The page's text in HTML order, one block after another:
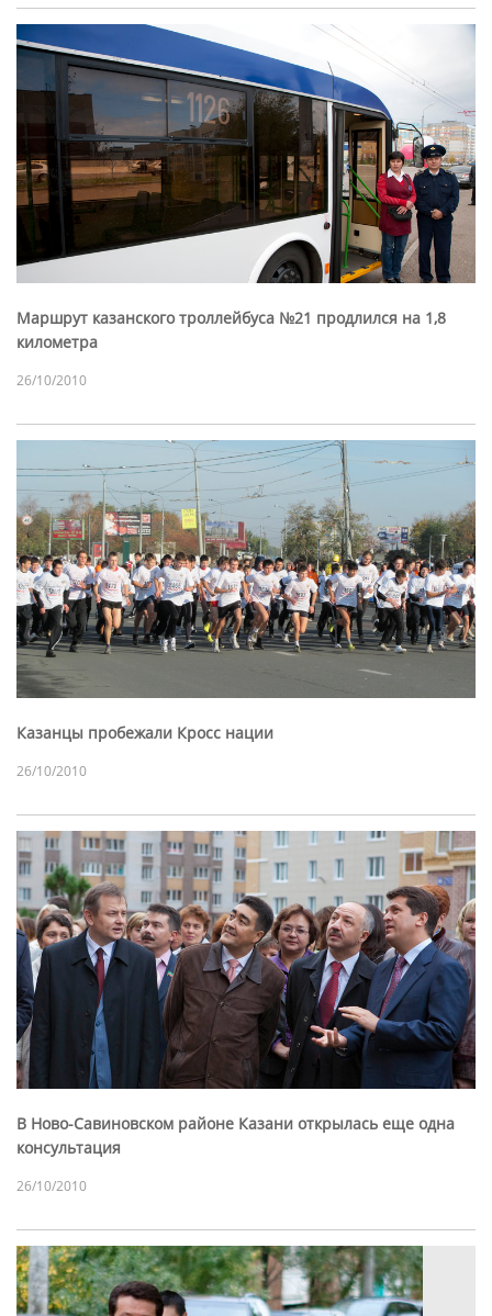
Маршрут казанского троллейбуса №21 продлился на 1,8
километра
26/10/2010
Казанцы пробежали Кросс нации
26/10/2010
В Ново-Савиновском районе Казани открылась еще одна
консультация
26/10/2010